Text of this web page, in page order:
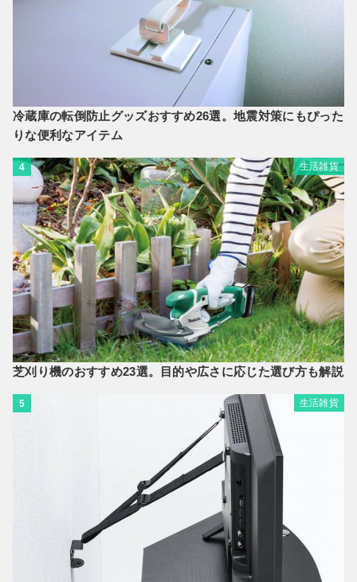
冷蔵庫の転倒防止グッズおすすめ26選。地震対策にもぴった
りな便利なアイテム
4 生活雑貨
芝刈り機のおすすめ23選。目的や広さに応じた選び方も解説
5 生活雑貨